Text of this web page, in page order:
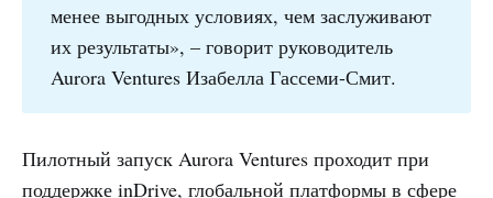
менее выгодных условиях, чем заслуживают
их результаты», – говорит руководитель
Aurora Ventures Изабелла Гассеми-Смит.
Пилотный запуск Aurora Ventures проходит при
поддержке inDrive, глобальной платформы в сфере